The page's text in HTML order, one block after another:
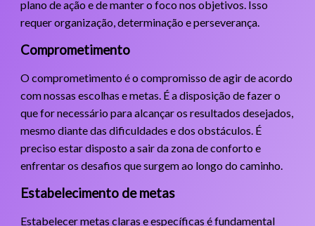
plano de ação e de manter o foco nos objetivos. Isso
requer organização, determinação e perseverança.
Comprometimento
O comprometimento é o compromisso de agir de acordo
com nossas escolhas e metas. É a disposição de fazer o
que for necessário para alcançar os resultados desejados,
mesmo diante das dificuldades e dos obstáculos. É
preciso estar disposto a sair da zona de conforto e
enfrentar os desafios que surgem ao longo do caminho.
Estabelecimento de metas
Estabelecer metas claras e específicas é fundamental